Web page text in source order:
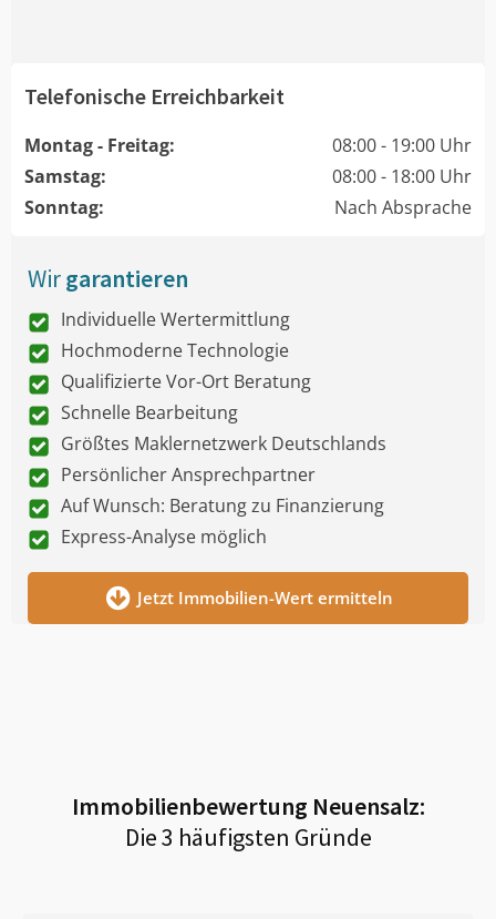
Telefonische Erreichbarkeit
Montag - Freitag:
08:00 - 19:00 Uhr
Samstag:
08:00 - 18:00 Uhr
Sonntag:
Nach Absprache
Wirgarantieren
Individuelle Wertermittlung
Hochmoderne Technologie
Qualifizierte Vor-Ort Beratung
Schnelle Bearbeitung
Größtes Maklernetzwerk Deutschlands
Persönlicher Ansprechpartner
Auf Wunsch: Beratung zu Finanzierung
Express-Analyse möglich
Jetzt Immobilien-Wert ermitteln
Immobilienbewertung Neuensalz:
Die 3 häufigsten Gründe